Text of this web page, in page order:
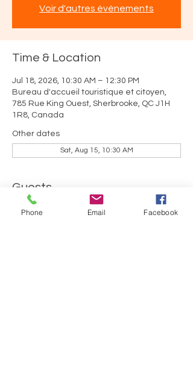
Voir d'autres événements
Time & Location
Jul 18, 2026, 10:30 AM – 12:30 PM
Bureau d'accueil touristique et citoyen,
785 Rue King Ouest, Sherbrooke, QC J1H
1R8, Canada
Other dates
Sat, Aug 15, 10:30 AM
Guests
+ 2 other guests
Phone Email Facebook